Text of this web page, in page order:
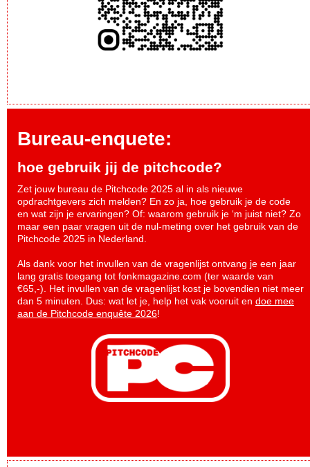
Bureau-enquete:
hoe gebruik jij de pitchcode?
Zet jouw bureau de Pitchcode 2025 al in als nieuwe
opdrachtgevers zich melden? En zo ja, hoe gebruik je de code
en wat zijn je ervaringen? Of: waarom gebruik je ‘m juist niet? Zo
maar een paar vragen uit de nul-meting over het gebruik van de
Pitchcode 2025 in Nederland.
Als dank voor het invullen van de vragenlijst ontvang je een jaar
lang gratis toegang tot fonkmagazine.com (ter waarde van
€65,-). Het invullen van de vragenlijst kost je bovendien niet meer
dan 5 minuten. Dus: wat let je, help het vak vooruit en doe mee
aan de Pitchcode enquête 2026!